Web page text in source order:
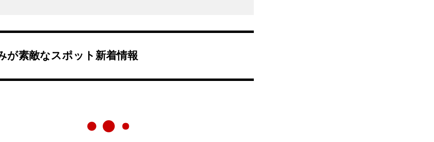
が素敵なスポット新着情報